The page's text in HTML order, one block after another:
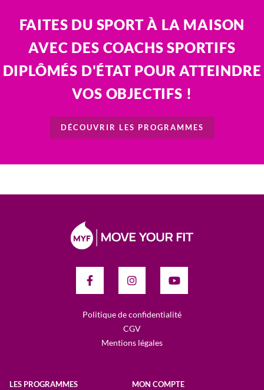
FAITES DU SPORT À LA MAISON
AVEC DES COACHS SPORTIFS
DIPLÔMÉS D'ÉTAT POUR ATTEINDRE
VOS OBJECTIFS !
DÉCOUVRIR LES PROGRAMMES
Politique de confidentialité
CGV
Mentions légales
LES PROGRAMMES MON COMPTE